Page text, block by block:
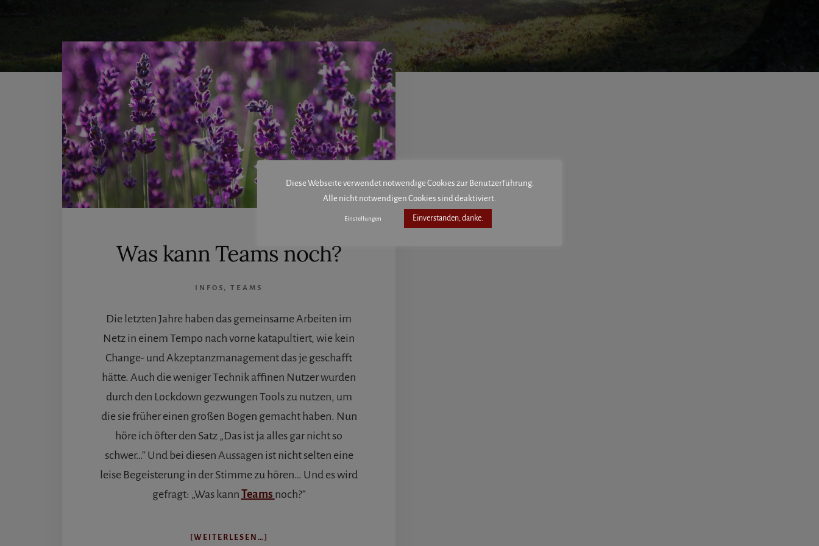
Was kann Teams noch?
INFOS ,TEAMS
Die letzten Jahre haben das gemeinsame Arbeiten im
Netz in einem Tempo nach vorne katapultiert, wie kein
Change- und Akzeptanzmanagement das je geschafft
hätte. Auch die weniger Technik affinen Nutzer wurden
durch den Lockdown gezwungen Tools zu nutzen, um
die sie früher einen großen Bogen gemacht haben. Nun
höre ich öfter den Satz „Das ist ja alles gar nicht so
schwer…“ Und bei diesen Aussagen ist nicht selten eine
leise Begeisterung in der Stimme zu hören… Und es wird
gefragt: „Was kann Teams noch?“
[WEITERLESEN…]
Diese Webseite verwendet notwendige Cookies zur Benutzerführung.
Alle nicht notwendigen Cookies sind deaktiviert.
Einstellungen Einverstanden, danke.